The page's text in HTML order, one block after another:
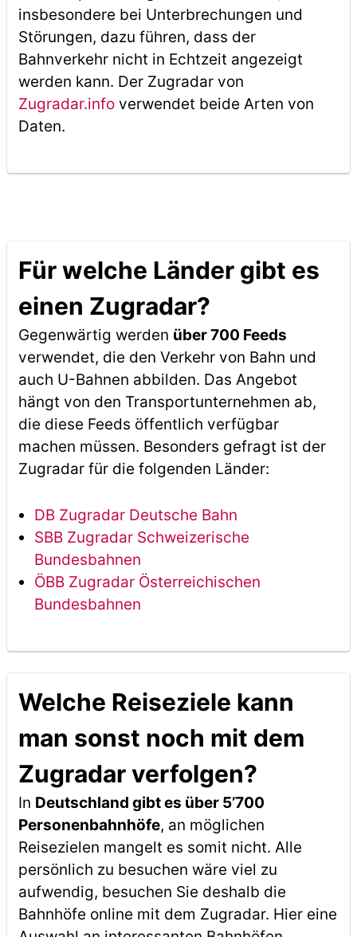
insbesondere bei Unterbrechungen und
Störungen, dazu führen, dass der
Bahnverkehr nicht in Echtzeit angezeigt
werden kann. Der Zugradar von
Zugradar.infoverwendet beide Arten von
Daten.
Für welche Länder gibt es
einen Zugradar?
Gegenwärtig werden über 700 Feeds
verwendet, die den Verkehr von Bahn und
auch U-Bahnen abbilden. Das Angebot
hängt von den Transportunternehmen ab,
die diese Feeds öffentlich verfügbar
machen müssen. Besonders gefragt ist der
Zugradar für die folgenden Länder:
DB Zugradar Deutsche Bahn
SBB Zugradar Schweizerische
Bundesbahnen
ÖBB Zugradar Österreichischen
Bundesbahnen
Welche Reiseziele kann
man sonst noch mit dem
Zugradar verfolgen?
In Deutschland gibt es über 5’700
Personenbahnhöfe, an möglichen
Reisezielen mangelt es somit nicht. Alle
persönlich zu besuchen wäre viel zu
aufwendig, besuchen Sie deshalb die
Bahnhöfe online mit dem Zugradar. Hier eine